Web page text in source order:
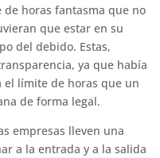
horas fantasma que no
que estar en su
del debido. Estas,
ya que había
el límite de horas que un
de forma legal.
empresas lleven una
a la entrada y a la salida